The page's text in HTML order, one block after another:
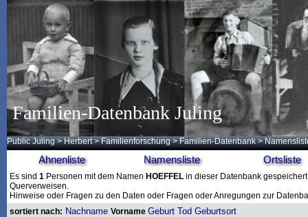
Familien-Datenbank Juling
Public Juling >Herbert >Familienforschung >Familien-Datenbank >
Ahnenliste Namensliste Ortsliste
Es sind 1 Personen mit dem Namen HOEFFEL in dieser Datenbank
Querverweisen.
Hinweise oder Fragen zu den Daten oder Fragen oder Anregungen zur
sortiert nach: Nachname Vorname Geburt Tod Geburtsort